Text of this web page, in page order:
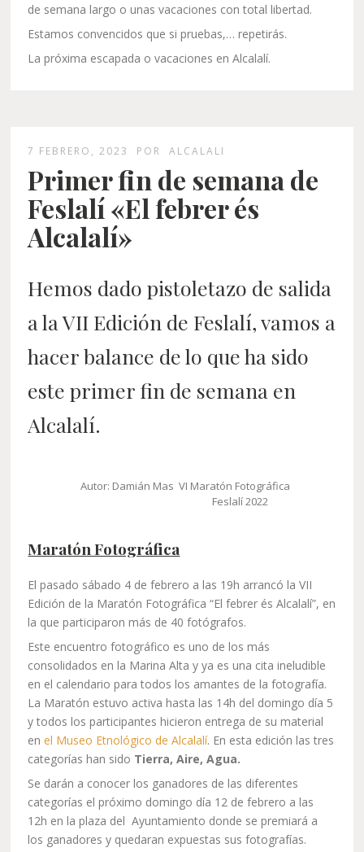
de semana largo o unas vacaciones con total libertad.
Estamos convencidos que si pruebas,… repetirás.
La próxima escapada o vacaciones en Alcalalí.
7 FEBRERO, 2023 POR ALCALALI
Primer fin de semana de
Feslalí «El febrer és
Alcalalí»
Hemos dado pistoletazo de salida
a la VII Edición de Feslalí, vamos a
hacer balance de lo que ha sido
este primer fin de semana en
Alcalalí.
Autor: Damián Mas VI Maratón Fotográfica
Feslalí 2022
Maratón Fotográfica
El pasado sábado 4 de febrero a las 19h arrancó la VII
Edición de la Maratón Fotográfica “El febrer és Alcalalí”, en
la que participaron más de 40 fotógrafos.
Este encuentro fotográfico es uno de los más
consolidados en la Marina Alta y ya es una cita ineludible
en el calendario para todos los amantes de la fotografía.
La Maratón estuvo activa hasta las 14h del domingo día 5
y todos los participantes hicieron entrega de su material
enel Museo Etnológico de Alcalalí. En esta edición las tres
categorías han sido Tierra, Aire, Agua.
Se darán a conocer los ganadores de las diferentes
categorías el próximo domingo día 12 de febrero a las
12h en la plaza del Ayuntamiento donde se premiará a
los ganadores y quedaran expuestas sus fotografías.